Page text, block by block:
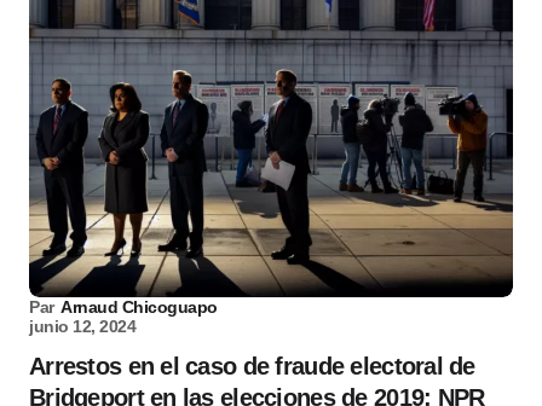
Par Arnaud Chicoguapo
junio 12, 2024
Arrestos en el caso de fraude electoral de
Bridgeport en las elecciones de 2019: NPR